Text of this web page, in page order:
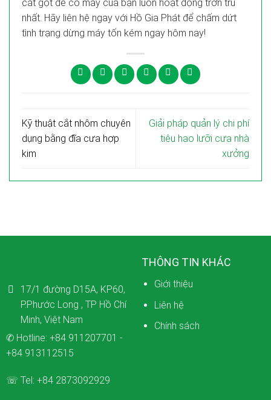
cắt gọt để cỗ máy của bạn luôn hoạt động trơn tru
nhất. Hãy liên hệ ngay với Hồ Gia Phát để chấm dứt
tình trạng dừng máy tốn kém ngay hôm nay!
Kỹ thuật cắt nhôm chuyên
dụng bằng đĩa cưa hợp
kim
Giải pháp quản lý chi phí
tiêu hao lưỡi cưa nhà
xưởng
17/1 đường D15A, KP60,
P.Phước Long , TP Hồ Chí
Minh, Việt Nam
✆ Hotline: +84 911207701 -
+84 913112515
☏ Tel: +84 2873092929
THÔNG TIN KHÁC
Giới thiệu
Liên hệ
Chính sách